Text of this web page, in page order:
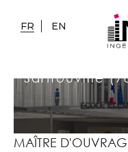
FR EN
DEMI-
Sartrouville
MAÎTRE